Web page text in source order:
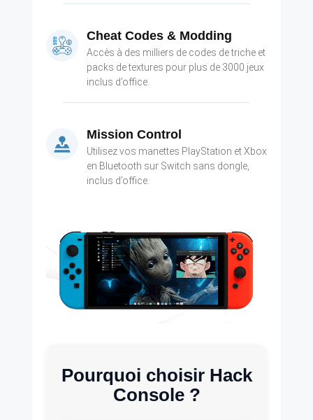
Cheat Codes & Modding
Accès à des milliers de codes de triche et
packs de textures pour plus de 3000 jeux
inclus d’office.
Mission Control
Utilisez vos manettes PlayStation et Xbox
en Bluetooth sur Switch sans dongle,
inclus d’office.
Pourquoi choisir Hack
Console ?